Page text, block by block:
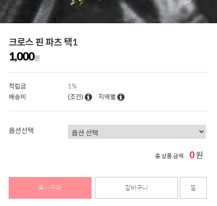
크로스 핀 파츠 택1
1,000원
적립금
1%
배송비
(조건) 지역별
옵션선택
총 상품 금액 0원
즉시구매 장바구니 찜